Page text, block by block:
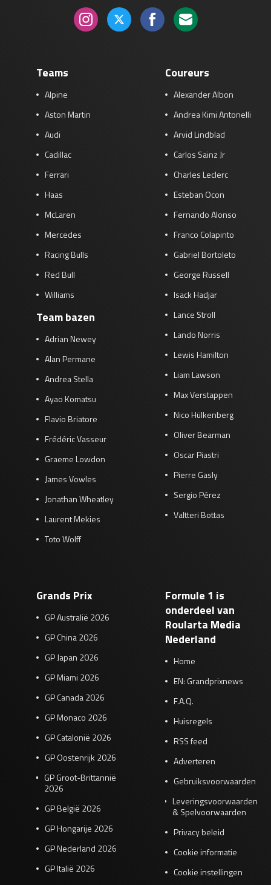
zo 17:00 - 19:00
Teams
Alpine
Aston Martin
Audi
Cadillac
Ferrari
Haas
McLaren
Mercedes
Racing Bulls
Red Bull
Williams
Team bazen
Adrian Newey
Alan Permane
Andrea Stella
Ayao Komatsu
Flavio Briatore
Frédéric Vasseur
Graeme Lowdon
James Vowles
Jonathan Wheatley
Laurent Mekies
Toto Wolff
Coureurs
Alexander Albon
Andrea Kimi Antonelli
Arvid Lindblad
Carlos Sainz Jr
Charles Leclerc
Esteban Ocon
Fernando Alonso
Franco Colapinto
Gabriel Bortoleto
George Russell
Isack Hadjar
Lance Stroll
Lando Norris
Lewis Hamilton
Liam Lawson
Max Verstappen
Nico Hülkenberg
Oliver Bearman
Oscar Piastri
Pierre Gasly
Sergio Pérez
Valtteri Bottas
Grands Prix
GP Australië 2026
GP China 2026
GP Japan 2026
GP Miami 2026
GP Canada 2026
GP Monaco 2026
GP Catalonië 2026
GP Oostenrijk 2026
GP Groot-Brittannië
2026
GP België 2026
GP Hongarije 2026
GP Nederland 2026
GP Italië 2026
Formule 1 is
onderdeel van
Roularta Media
Nederland
Home
EN: Grandprixnews
F.A.Q.
Huisregels
RSS feed
Adverteren
Gebruiksvoorwaarden
Leveringsvoorwaarden
& Spelvoorwaarden
Privacy beleid
Cookie informatie
Cookie instellingen